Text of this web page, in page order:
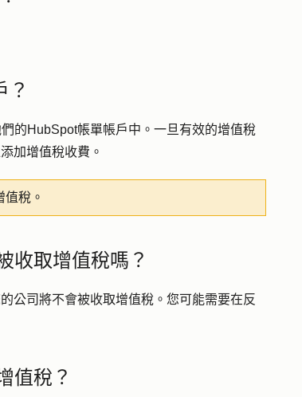
？
的HubSpot帳單帳戶中。一旦有效的增值稅
加增值稅收費。
稅。
收取增值稅嗎？
公司將不會被收取增值稅。您可能需要在反
值稅？